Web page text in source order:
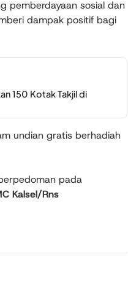
pemberdayaan sosial dan
dampak positif bagi
150 Kotak Takjil di
undian gratis berhadiah
pada
Kalsel/Rns